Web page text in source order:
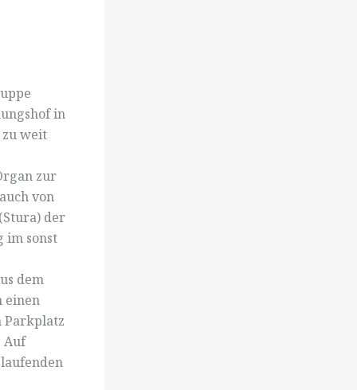
in
weit
zur
von
der
im sonst
dem
einen
Parkplatz
Auf